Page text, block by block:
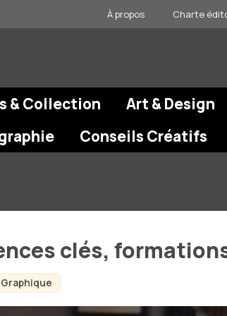
À propos Charte
& Collection Art & Design
Conseils Créatifs
clés,